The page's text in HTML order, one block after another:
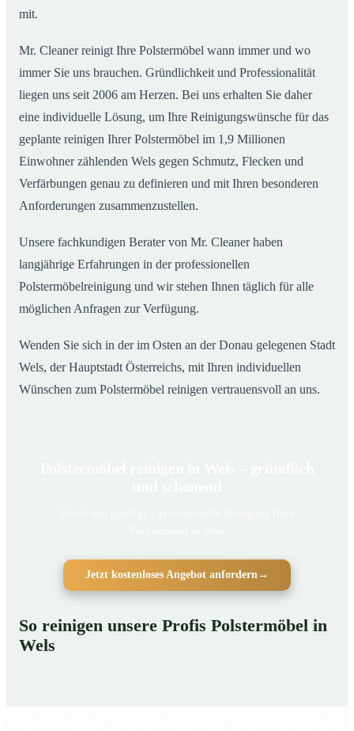
mit.
Mr. Cleaner reinigt Ihre Polstermöbel wann immer und wo
immer Sie uns brauchen. Gründlichkeit und Professionalität
liegen uns seit 2006 am Herzen. Bei uns erhalten Sie daher
eine individuelle Lösung, um Ihre Reinigungswünsche für das
geplante reinigen Ihrer Polstermöbel im 1,9 Millionen
Einwohner zählenden Wels gegen Schmutz, Flecken und
Verfärbungen genau zu definieren und mit Ihren besonderen
Anforderungen zusammenzustellen.
Unsere fachkundigen Berater von Mr. Cleaner haben
langjährige Erfahrungen in der professionellen
Polstermöbelreinigung und wir stehen Ihnen täglich für alle
möglichen Anfragen zur Verfügung.
Wenden Sie sich in der im Osten an der Donau gelegenen Stadt
Wels, der Hauptstadt Österreichs, mit Ihren individuellen
Wünschen zum Polstermöbel reinigen vertrauensvoll an uns.
Jetzt kostenloses Angebot anfordern→
So reinigen unsere Profis Polstermöbel in
Wels